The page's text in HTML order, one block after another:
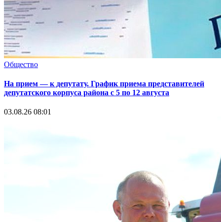
Общество
На прием — к депутату. График приема представителей
депутатского корпуса района с 5 по 12 августа
03.08.26 08:01